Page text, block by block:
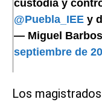
custodia y
@Puebla_IEE y
— Miguel
septiembre de
Los magistrados